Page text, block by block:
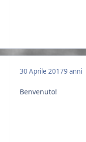
30 Aprile 20179 anni
Benvenuto!